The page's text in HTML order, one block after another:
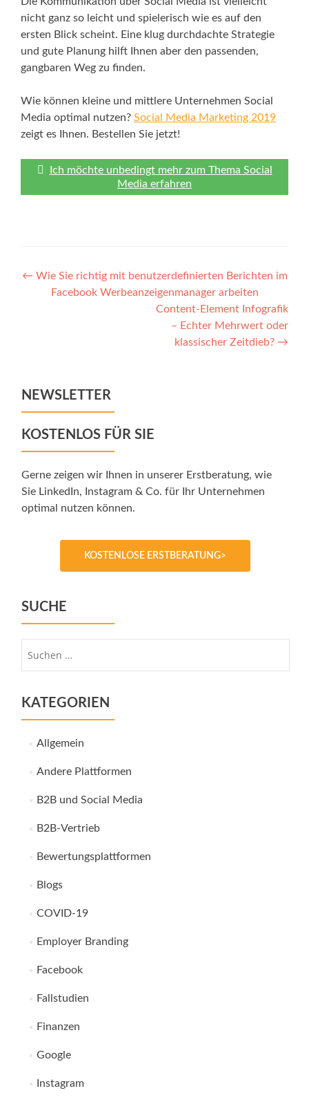
nicht ganz so leicht und spielerisch wie es auf den
ersten Blick scheint. Eine klug durchdachte Strategie
und gute Planung hilft Ihnen aber den passenden,
gangbaren Weg zu finden.
Wie können kleine und mittlere Unternehmen Social
Media optimal nutzen? Social Media Marketing 2019
zeigt es Ihnen. Bestellen Sie jetzt!
Ich möchte unbedingt mehr zum Thema Social
Media erfahren
Post
navigation
← Wie Sie richtig mit benutzerdefinierten Berichten im
Facebook Werbeanzeigenmanager arbeiten
Content-Element Infografik
– Echter Mehrwert oder
klassischer Zeitdieb? →
NEWSLETTER
KOSTENLOS FÜR SIE
Gerne zeigen wir Ihnen in unserer Erstberatung, wie
Sie LinkedIn, Instagram & Co. für Ihr Unternehmen
optimal nutzen können.
KOSTENLOSE ERSTBERATUNG>
SUCHE
KATEGORIEN
Allgemein
Andere Plattformen
B2B und Social Media
B2B-Vertrieb
Bewertungsplattformen
Blogs
COVID-19
Employer Branding
Facebook
Fallstudien
Finanzen
Google
Instagram